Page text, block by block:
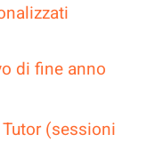
di fine anno
(sessioni